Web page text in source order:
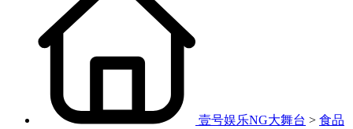
壹号娱乐NG大舞台 > 食品